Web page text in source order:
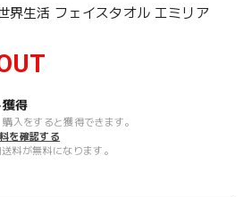
界生活 フェイスタオル エミリア
獲得
購入をすると獲得できます。
を確認する
料が無料になります。